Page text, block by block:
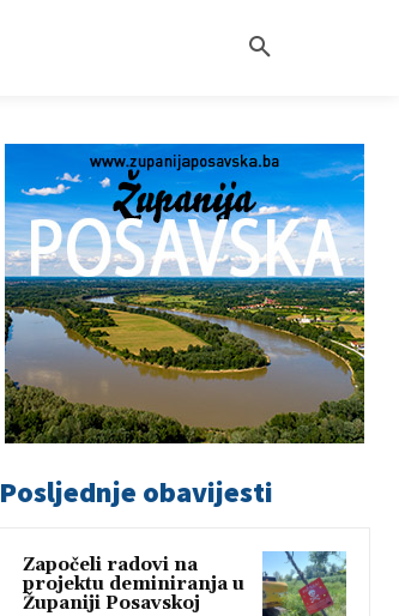
Posljednje obavijesti
Započeli radovi na
projektu deminiranja u
Županiji Posavskoj